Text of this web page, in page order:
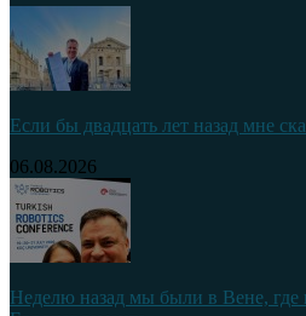
Если бы двадцать лет назад мне
06.08.2026
Неделю назад мы были в Вене, где